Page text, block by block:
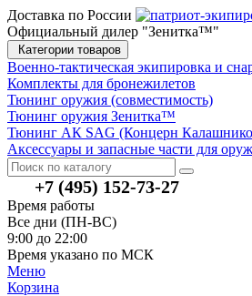
Доставка по России
Официальный дилер "Зенитка™"
Категории товаров
Военно-тактическая экипировка и
Комплекты для бронежилетов
Тюнинг оружия (совместимость)
Тюнинг оружия Зенитка™
Тюнинг АК SAG (Концерн
Аксессуары и запасные части для
+7 (495) 152-73-27
Время работы
Все дни (ПН-ВС)
9:00 до 22:00
Время указано по МСК
Меню
Корзина